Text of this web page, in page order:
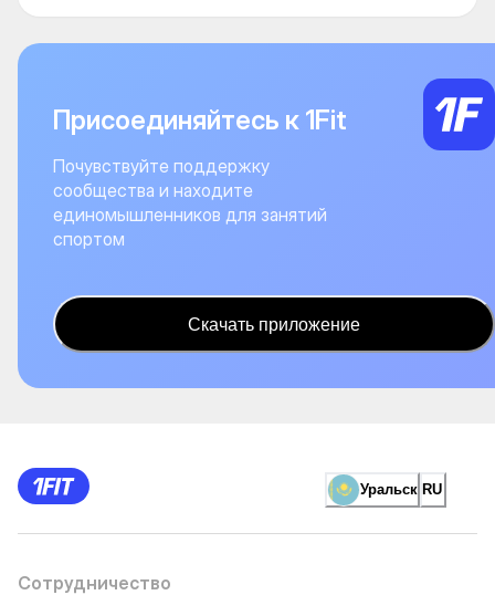
Присоединяйтесь к 1Fit
Почувствуйте поддержку
сообщества и находите
единомышленников для занятий
спортом
Скачать приложение
Уральск RU
Сотрудничество